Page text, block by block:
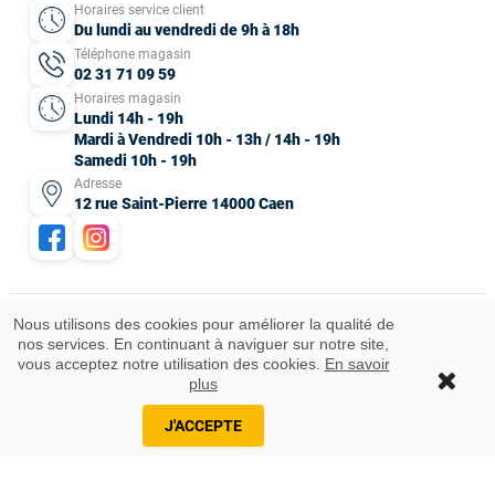
Ajouter au panier
Horaires service client
Du lundi au vendredi de 9h à 18h
Téléphone magasin
02 31 71 09 59
Horaires magasin
Lundi 14h - 19h
Mardi à Vendredi 10h - 13h / 14h - 19h
Samedi 10h - 19h
Adresse
12 rue Saint-Pierre 14000 Caen
Nous utilisons des cookies pour améliorer la qualité de
nos services. En continuant à naviguer sur notre site,
vous acceptez notre utilisation des cookies. En savoir
plus
J'ACCEPTE
Mentions légales CGV Données personnelles